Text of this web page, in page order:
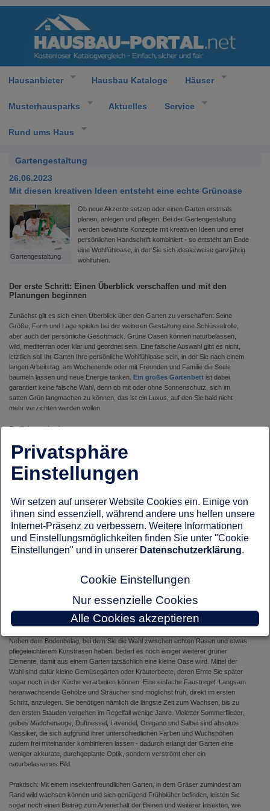
Hausanbieter Hausbau Kataloge Häuser
Musterhausparks Aktuelles Service
Rund ums Haus
Gartengestaltung
26.06.2023
Mit diesen kreativen Ideen entsteht eine echte Grünoase
Gartengestaltung
Ob neue Akzente setzen oder einen Garten erstmals
planen, anlegen und pflegen: Bei der Gartengestaltung
werden bewährte Konzepte mit kreativen Ideen und einer
persönlichen Handschrift kombiniert - so entsteht am Ende
eine Wohlfühloase, in der Sie sich idealerweise ganzjährig
wohlfühlen.
Der erste Schritt: Einen Überblick verschaffen und mit den
Planungen beginnen
Zunächst gilt es sich einen Überblick über den Garten zu verschaffen: Seine
Größe, Form und Lage spielen bei der weiteren Gestaltung eine Schlüsselrolle,
aber auch der persönliche Geschmack. Grüne Oasen können naturbelassen,
wild, mediterran oder klar und geordnet sein. Eine falsche Auswahl gibt es nicht,
letztlich soll Ihr Garten Ihre persönliche Wohlfühloase sein, in der Sie nach einem
langen Arbeitstag, am Wochenende oder mit Freunden und Familie die Seele
baumeln lassen und neue Energie tanken. Ein großes Gartenbett ist dabei
garantiert keine falsche Wahl, denn ob mit oder ohne Sonnenschutz, sich im
satten Grün langmachen zu können, das ist ein Luxus, auf den Sie bald nicht
mehr verzichten werden wollen.
Zunächst steht also an:
Planung und visuelle Flächenaufteilung des Gartens
sich einen Überblick über das eigene Budget verschaffen
notwendige Materialien und Baustoffe zusammentragen
gegebenenfalls bei größeren Baumaßnahmen in Erfahrung
bringen, ob hierfür eine Genehmigung erforderlich ist
Qualitativ hochwertiger Heimwerkerbedarf
selbstverständlich ebenso nicht fehlen, denn vom Anlegen von Beeten, über den
Beleuchtungselementen wird es allein mit handwerklichem Geschick, ohne
entsprechende Gestaltungselemente, nicht getan sein.
Gemüsegarten und Kräuterbeet - leckerer Blickfang in einer
einladenden Grünoase
Neben dem Bodenbelag, bei dem Sie die Wahl zwischen echten Rasen und etwas
pflegeleichterem Kunstrasen haben, bedarf es noch einiger weiterer grüner
Elemente, damit aus einem Garten tatsächlich eine kleine Oase wird. Mittel der
Wahl sind dafür kleine Gemüsegärten oder Kräuterbeete, deren Ernte Sie später
sogar noch in der Küche verarbeiten können. Eine einfache Faustregel: Langsam
heranwachsende Gehölze und Sträucher sind möglichst früh, direkt im ersten
Schritt, anzulegen. Sie benötigen nämlich die längste Zeit zum Wachsen, bis zu
den ersten Stauden vergehen im Regelfall wenige Jahre. Violetter Sommerflieder,
gelbes Mädchenauge, Duftnessel, Lavendel, Oregano und Salbei sind absolute
Klassiker, die sich aufgrund ihrer unterschiedlichen Farben und Wuchshöhen
zudem frei miteinander kombinieren lassen - dadurch erlangt der Garten eine
weniger akkurate, durchgeplante Optik, sondern verströmt eher ein
naturbelassenes Bild.
Praktisch: Mit einem insektenfreundlichen Garten, in dem Gräser zumindest am
Rand wild wachsen können und sich genügend Frühblüher befinden, leisten Sie
sogar noch einen Beitrag zum Artenerhalt der Bienen und weiterer Insekten, wie
Privatsphäre
Einstellungen
Wir setzen auf unserer Website Cookies ein. Einige von
ihnen sind essenziell, während andere uns helfen unsere
Internet-Präsenz zu verbessern. Weitere Informationen
und Einstellungsmöglichkeiten finden Sie unter "Cookie
Einstellungen" und in unserer Datenschutzerklärung.
Cookie Einstellungen
Nur essenzielle Cookies
Alle Cookies akzeptieren